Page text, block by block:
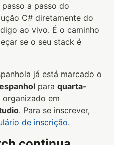
a passo do
C# diretamente do
ao vivo. É o caminho
se o seu stack é
já está marcado o
para quarta-
organizado em
. Para se inscrever,
de inscrição.